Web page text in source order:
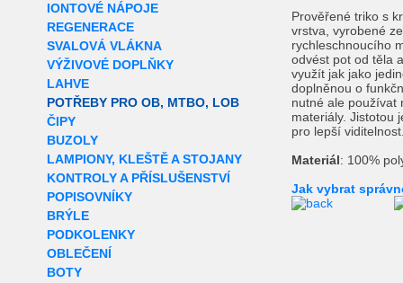
IONTOVÉ NÁPOJE
REGENERACE
SVALOVÁ VLÁKNA
VÝŽIVOVÉ DOPLŇKY
LAHVE
POTŘEBY PRO OB, MTBO, LOB
ČIPY
BUZOLY
LAMPIONY, KLEŠTĚ A STOJANY
KONTROLY A PŘÍSLUŠENSTVÍ
POPISOVNÍKY
BRÝLE
PODKOLENKY
OBLEČENÍ
BOTY
Prověřené triko s
vrstva, vyrobené
rychleschnoucího
odvést pot od těla
využít jak jako
doplněnou o
nutné ale používat
materiály. Jistotou
pro lepší
Materiál: 100%
Jak vybrat